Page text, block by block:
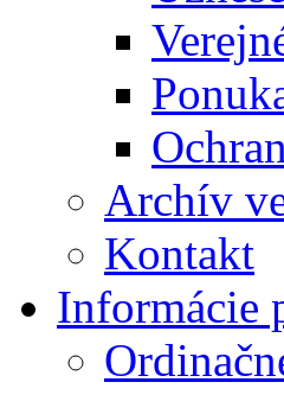
Archív
Kontakt
Informácie